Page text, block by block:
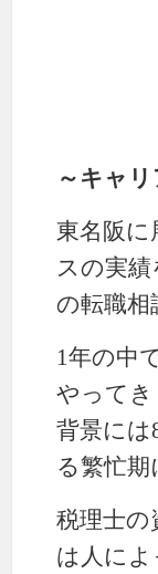
～キャ
東名阪
スの実績
の転職相
1年の中
やってき
背景には
る繁忙
税理士の
は人によ